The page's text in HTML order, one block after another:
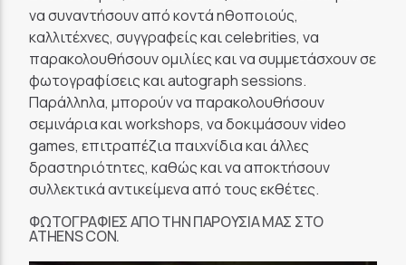
GoRadio
να συναντήσουν από κοντά ηθοποιούς,
καλλιτέχνες, συγγραφείς και celebrities, να
παρακολουθήσουν ομιλίες και να συμμετάσχουν σε
φωτογραφίσεις και autograph sessions.
Παράλληλα, μπορούν να παρακολουθήσουν
σεμινάρια και workshops, να δοκιμάσουν video
games, επιτραπέζια παιχνίδια και άλλες
δραστηριότητες, καθώς και να αποκτήσουν
συλλεκτικά αντικείμενα από τους εκθέτες.
ΦΩΤΟΓΡΑΦΊΕΣ ΑΠΌ ΤΗΝ ΠΑΡΟΥΣΊΑ ΜΑΣ ΣΤΟ
ATHENS CON.